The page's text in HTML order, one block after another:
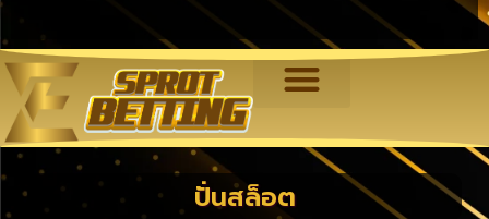
ปั่นสล็อต